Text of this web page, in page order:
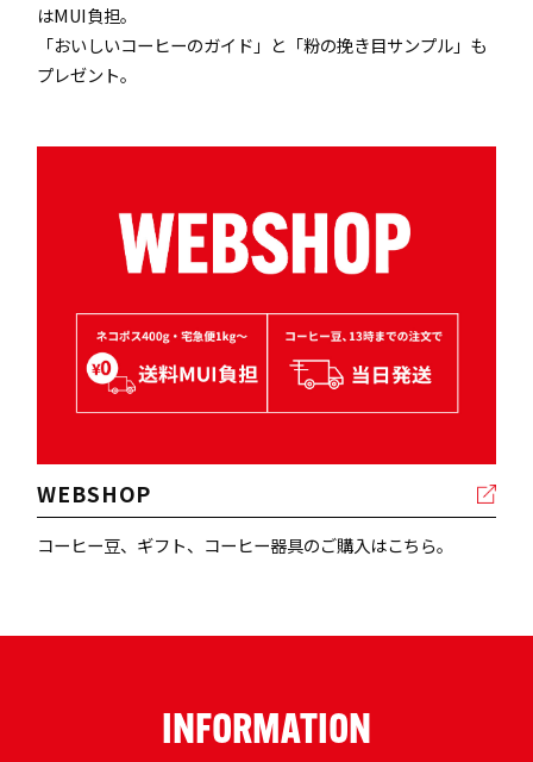
はMUI負担。
「おいしいコーヒーのガイド」と「粉の挽き目サンプル」も
プレゼント。
WEBSHOP
コーヒー⾖、ギフト、コーヒー器具のご購⼊はこちら。
INFORMATION